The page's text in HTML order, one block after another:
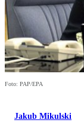
Foto: PAP/EPA
Jakub Mikulski